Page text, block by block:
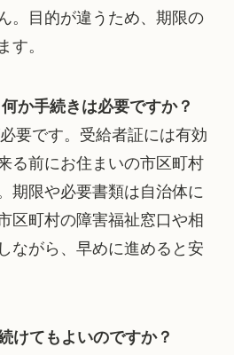
。目的が違うため、期限の
す。
か手続きは必要ですか？
要です。受給者証には有効
る前にお住まいの市区町村
期限や必要書類は自治体に
区町村の障害福祉窓口や相
ながら、早めに進めると安
けてもよいのですか？